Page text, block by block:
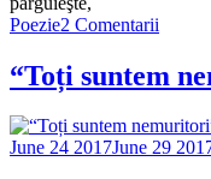
Poezie2 Comentarii
“Toți suntem
June 24 2017June 29